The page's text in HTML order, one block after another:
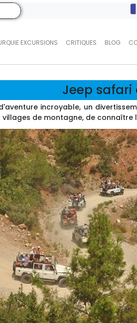
EXCURSIONS CRITIQUES BLOG
Jeep safari
incroyable, un
villages de montagne, de